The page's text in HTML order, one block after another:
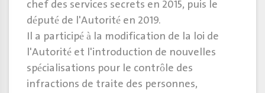
chef des services secrets en 2015, puis le
député de l'Autorité en 2019.
Il a participé à la modification de la loi de
l'Autorité et l'introduction de nouvelles
spécialisations pour le contrôle des
infractions de traite des personnes,